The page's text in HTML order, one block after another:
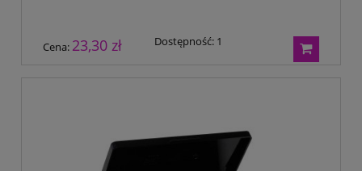
Cena: 23,30 zł Dostępność: 1